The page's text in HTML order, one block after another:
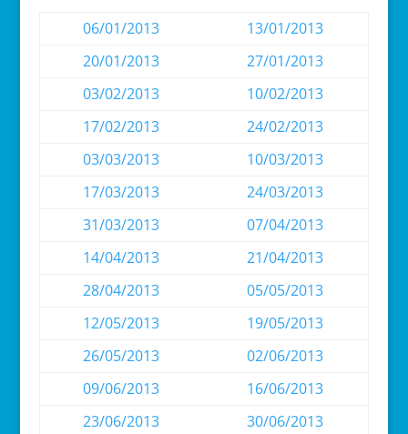
06/01/2013
13/01/2013
20/01/2013
27/01/2013
03/02/2013
10/02/2013
17/02/2013
24/02/2013
03/03/2013
10/03/2013
17/03/2013
24/03/2013
31/03/2013
07/04/2013
14/04/2013
21/04/2013
28/04/2013
05/05/2013
12/05/2013
19/05/2013
26/05/2013
02/06/2013
09/06/2013
16/06/2013
23/06/2013
30/06/2013